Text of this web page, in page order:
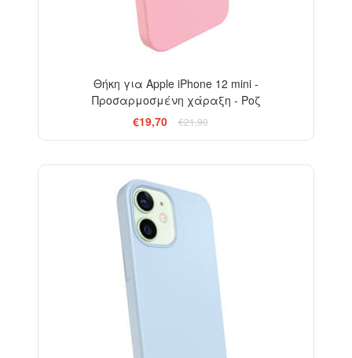
Θήκη για Apple iPhone 12 mini -
Προσαρμοσμένη χάραξη - Ροζ
€19,70
€21,90